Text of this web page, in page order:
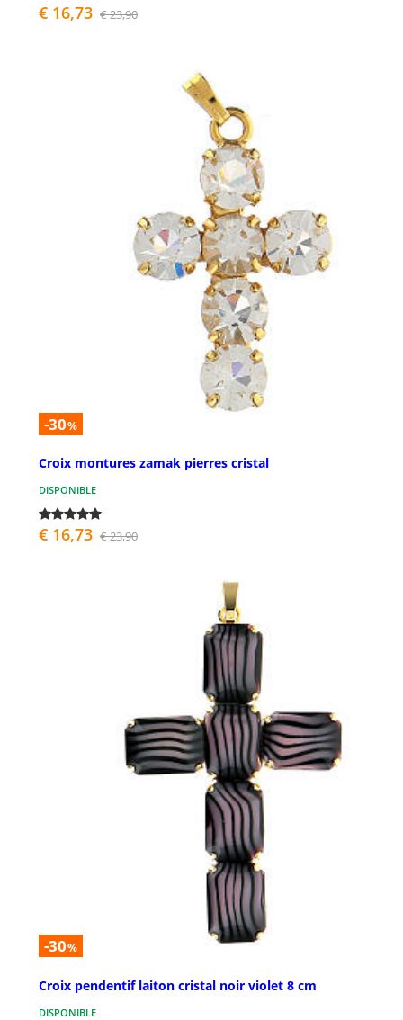
€ 16,73 € 23,90
-30%
Croix montures zamak pierres cristal
DISPONIBLE
€ 16,73 € 23,90
-30%
Croix pendentif laiton cristal noir violet 8 cm
DISPONIBLE